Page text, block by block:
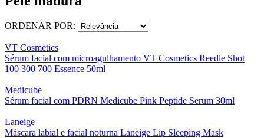
ORDENAR POR:
VT Cosmetics
Sérum facial com microagulhamento VT Cosmetics Reedle Shot
100 300 700 Essence 50ml
Medicube
Sérum facial com PDRN Medicube Pink Peptide Serum 30ml
Laneige
Máscara labial e facial noturna Laneige Lip Sleeping Mask